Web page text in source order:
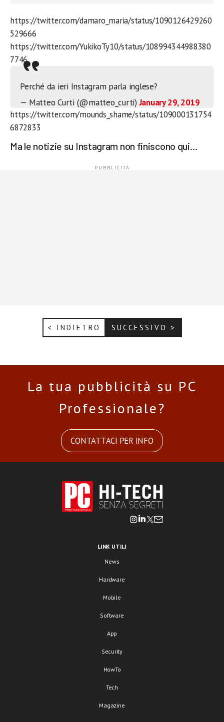
https://twitter.com/damaro_maria/status/1090126429260
529666
https://twitter.com/YukikoTy10/status/108994344988380
7746
Perché da ieri Instagram parla inglese?
— Matteo Curti (@matteo_curti)January 29, 2019
https://twitter.com/mounds_shame/status/109000131754
6872833
Ma le notizie su Instagram non finiscono qui…
< INDIETRO SUCCESSIVO >
La tua pubblicità su PC
Professionale?
CONTATTACI PER INFO
LINK UTILI
News
Hardware
Mobile
Software
App
Security
HowTo
Tech
Magazine